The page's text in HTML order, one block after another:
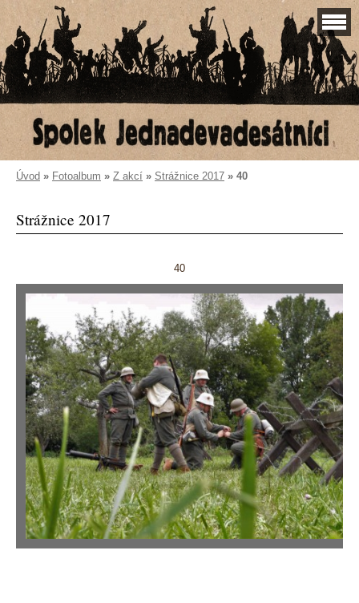
Úvod » Fotoalbum » Z akcí » Strážnice 2017 » 40
Strážnice 2017
40